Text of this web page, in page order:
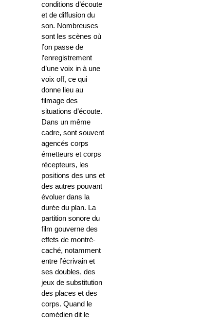
conditions d’écoute
et de diffusion du
son. Nombreuses
sont les scènes où
l’on passe de
l’enregistrement
d’une voix in à une
voix off, ce qui
donne lieu au
filmage des
situations d’écoute.
Dans un même
cadre, sont souvent
agencés corps
émetteurs et corps
récepteurs, les
positions des uns et
des autres pouvant
évoluer dans la
durée du plan. La
partition sonore du
film gouverne des
effets de montré-
caché, notamment
entre l’écrivain et
ses doubles, des
jeux de substitution
des places et des
corps. Quand le
comédien dit le